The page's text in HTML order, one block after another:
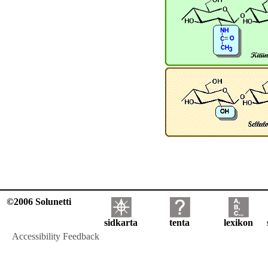
©2006 Solunetti
sidkarta tenta lexikon
Accessibility Feedback